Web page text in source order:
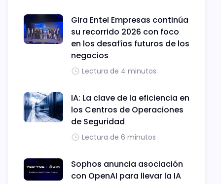
Gira Entel Empresas continúa
su recorrido 2026 con foco
en los desafíos futuros de los
negocios
Lectura de 4 minutos
IA: La clave de la eficiencia en
los Centros de Operaciones
de Seguridad
Lectura de 6 minutos
Sophos anuncia asociación
con OpenAI para llevar la IA